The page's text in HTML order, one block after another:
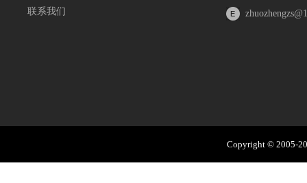
联系我们
Copyright © 2005-